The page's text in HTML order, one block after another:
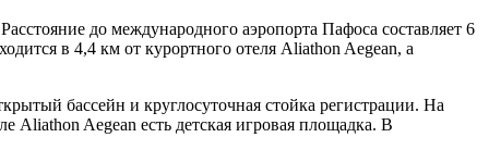
до международного аэропорта Пафоса составляет 6
в 4,4 км от курортного отеля Aliathon Aegean, а
бассейн и круглосуточная стойка регистрации. На
Aliathon Aegean есть детская игровая площадка. В